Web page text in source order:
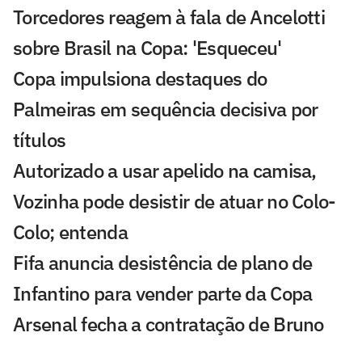
Torcedores reagem à fala de Ancelotti
sobre Brasil na Copa: 'Esqueceu'
Copa impulsiona destaques do
Palmeiras em sequência decisiva por
títulos
Autorizado a usar apelido na camisa,
Vozinha pode desistir de atuar no Colo-
Colo; entenda
Fifa anuncia desistência de plano de
Infantino para vender parte da Copa
Arsenal fecha a contratação de Bruno